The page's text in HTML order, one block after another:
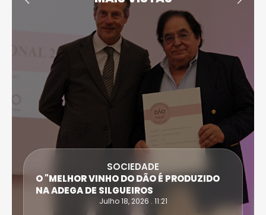
SOCIEDADE
O "MELHOR VINHO DO DÃO É PRODUZIDO
NA ADEGA DE SILGUEIROS
Julho 18, 2026 . 11:21